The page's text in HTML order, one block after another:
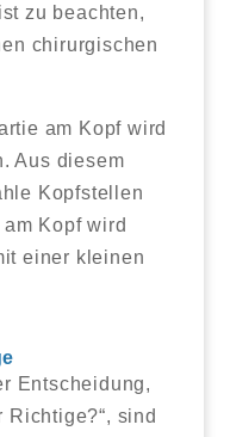
zu beachten,
chirurgischen
am Kopf wird
Aus diesem
Kopfstellen
Kopf wird
einer kleinen
Entscheidung,
Richtige?“, sind